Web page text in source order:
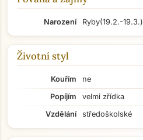
Narození Ryby(19.2.-19.3.)
Životní styl
Kouřím
ne
Popíjím
velmi zřídka
Vzdělání
středoškolské